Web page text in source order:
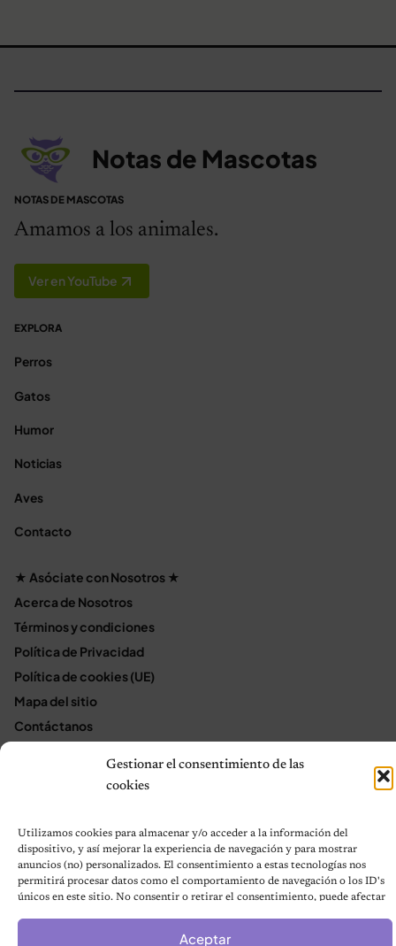
Gestionar el consentimiento de las
cookies
Utilizamos cookies para almacenar y/o acceder a la información del
dispositivo, y así mejorar la experiencia de navegación y para mostrar
anuncios (no) personalizados. El consentimiento a estas tecnologías nos
permitirá procesar datos como el comportamiento de navegación o los ID's
únicos en este sitio. No consentir o retirar el consentimiento, puede afectar
Aceptar
Notas de Mascotas
NOTAS DE MASCOTAS
Amamos a los animales.
Ver en YouTube
EXPLORA
Perros
Gatos
Humor
Noticias
Aves
Contacto
★ Asóciate con Nosotros ★
Acerca de Nosotros
Términos y condiciones
Política de Privacidad
Política de cookies (UE)
Mapa del sitio
Contáctanos
Política de privacidad